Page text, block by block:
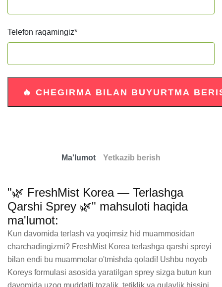
Telefon raqamingiz*
Ma'lumot Yetkazib berish
"🌿 FreshMist Korea — Terlashga
Qarshi Sprey 🌿" mahsuloti haqida
ma'lumot:
Kun davomida terlash va yoqimsiz hid muammosidan
charchadingizmi? FreshMist Korea terlashga qarshi spreyi
bilan endi bu muammolar o'tmishda qoladi! Ushbu noyob
Koreys formulasi asosida yaratilgan sprey sizga butun kun